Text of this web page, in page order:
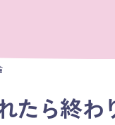
たら終わ